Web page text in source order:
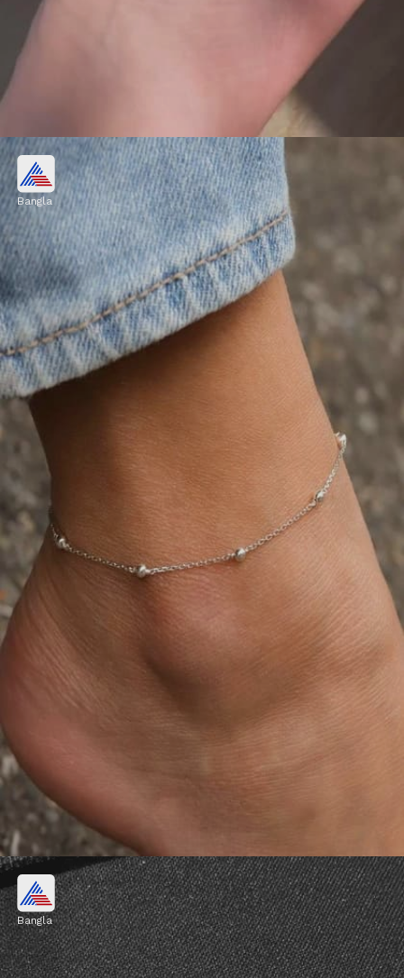
ডাবল লেয়ার সিলভার অ্যাঙ্কলেট
ডাবল লেয়ার ডিজাইনের রুপোর অ্যাঙ্কলেট আপনার
লুকে একটা স্টাইলিশ টুইস্ট এনে দেয়। এটি হালকা ও
আরামদায়ক হওয়ায় সারাদিন অফিসে পরে থাকতে
কোনও অসুবিধা হয় না।
Image credits: pinterest
Bangla
বিডস ডিটেলিং অ্যাঙ্কলেট
ছোট ছোট রুপোর পুঁতি বা বিডস দিয়ে সাজানো
অ্যাঙ্কলেট দেখতে খুব এলিগ্যান্ট লাগে। সাধারণ জুতার
Bangla